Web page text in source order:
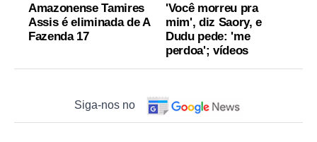
Amazonense Tamires
Assis é eliminada de A
Fazenda 17
'Você morreu pra
mim', diz Saory, e
Dudu pede: 'me
perdoa'; vídeos
Siga-nos no